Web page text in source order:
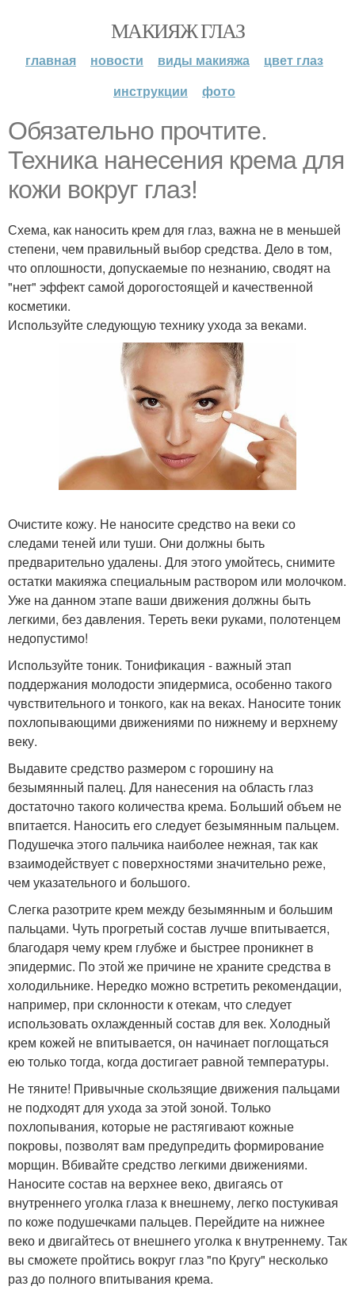
МАКИЯЖ ГЛАЗ
главная новости виды макияжа
цвет глаз
инструкции
фото
Обязательно прочтите.
Техника нанесения крема для
кожи вокруг глаз!
Схема, как наносить крем для глаз, важна не в меньшей
степени, чем правильный выбор средства. Дело в том,
что оплошности, допускаемые по незнанию, сводят на
"нет" эффект самой дорогостоящей и качественной
косметики.
Используйте следующую технику ухода за веками.
Очистите кожу. Не наносите средство на веки со
следами теней или туши. Они должны быть
предварительно удалены. Для этого умойтесь, снимите
остатки макияжа специальным раствором или молочком.
Уже на данном этапе ваши движения должны быть
легкими, без давления. Тереть веки руками, полотенцем
недопустимо!
Используйте тоник. Тонификация - важный этап
поддержания молодости эпидермиса, особенно такого
чувствительного и тонкого, как на веках. Наносите тоник
похлопывающими движениями по нижнему и верхнему
веку.
Выдавите средство размером с горошину на
безымянный палец. Для нанесения на область глаз
достаточно такого количества крема. Больший объем не
впитается. Наносить его следует безымянным пальцем.
Подушечка этого пальчика наиболее нежная, так как
взаимодействует с поверхностями значительно реже,
чем указательного и большого.
Слегка разотрите крем между безымянным и большим
пальцами. Чуть прогретый состав лучше впитывается,
благодаря чему крем глубже и быстрее проникнет в
эпидермис. По этой же причине не храните средства в
холодильнике. Нередко можно встретить рекомендации,
например, при склонности к отекам, что следует
использовать охлажденный состав для век. Холодный
крем кожей не впитывается, он начинает поглощаться
ею только тогда, когда достигает равной температуры.
Не тяните! Привычные скользящие движения пальцами
не подходят для ухода за этой зоной. Только
похлопывания, которые не растягивают кожные
покровы, позволят вам предупредить формирование
морщин. Вбивайте средство легкими движениями.
Наносите состав на верхнее веко, двигаясь от
внутреннего уголка глаза к внешнему, легко постукивая
по коже подушечками пальцев. Перейдите на нижнее
веко и двигайтесь от внешнего уголка к внутреннему. Так
вы сможете пройтись вокруг глаз "по Кругу" несколько
раз до полного впитывания крема.